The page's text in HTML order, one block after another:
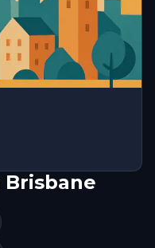
Brisbane